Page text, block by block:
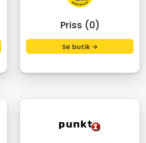
Priss (0)
Se butik →